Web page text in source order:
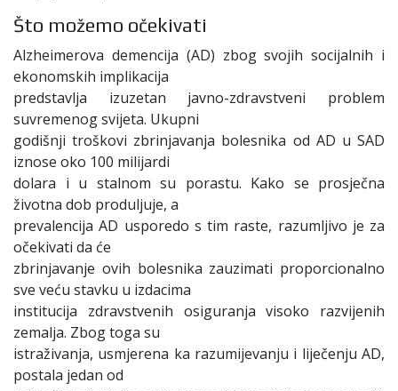
Što možemo očekivati
Alzheimerova demencija (AD) zbog svojih socijalnih i
ekonomskih implikacija
predstavlja izuzetan javno-zdravstveni problem
suvremenog svijeta. Ukupni
godišnji troškovi zbrinjavanja bolesnika od AD u SAD
iznose oko 100 milijardi
dolara i u stalnom su porastu. Kako se prosječna
životna dob produljuje, a
prevalencija AD usporedo s tim raste, razumljivo je za
očekivati da će
zbrinjavanje ovih bolesnika zauzimati proporcionalno
sve veću stavku u izdacima
institucija zdravstvenih osiguranja visoko razvijenih
zemalja. Zbog toga su
istraživanja, usmjerena ka razumijevanju i liječenju AD,
postala jedan od